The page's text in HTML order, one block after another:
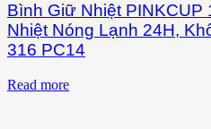
Bình Giữ Nhiệt PINKCUP
Nhiệt Nóng Lạnh 24H,
316 PC14
Read more